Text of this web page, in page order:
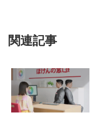
関連記事